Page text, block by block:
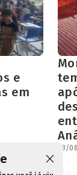
e
em
03/